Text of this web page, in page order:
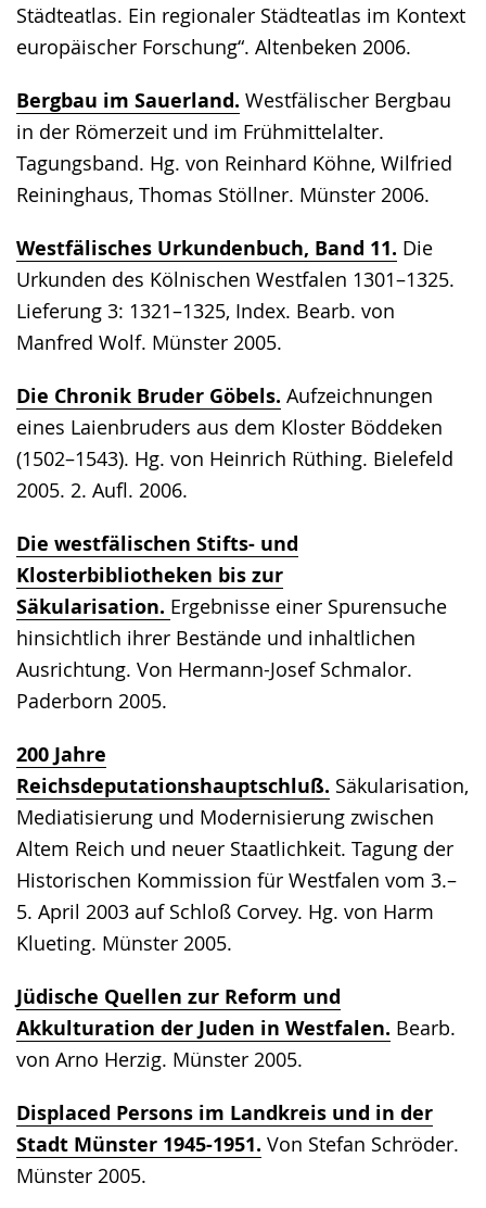
Städteatlas. Ein regionaler Städteatlas im Kontext
europäischer Forschung“. Altenbeken 2006.
Bergbau im Sauerland. Westfälischer Bergbau
in der Römerzeit und im Frühmittelalter.
Tagungsband. Hg. von Reinhard Köhne, Wilfried
Reininghaus, Thomas Stöllner. Münster 2006.
Westfälisches Urkundenbuch, Band 11. Die
Urkunden des Kölnischen Westfalen 1301–1325.
Lieferung 3: 1321–1325, Index. Bearb. von
Manfred Wolf. Münster 2005.
Die Chronik Bruder Göbels. Aufzeichnungen
eines Laienbruders aus dem Kloster Böddeken
(1502–1543). Hg. von Heinrich Rüthing. Bielefeld
2005. 2. Aufl. 2006.
Die westfälischen Stifts- und
Klosterbibliotheken bis zur
Säkularisation. Ergebnisse einer Spurensuche
hinsichtlich ihrer Bestände und inhaltlichen
Ausrichtung. Von Hermann-Josef Schmalor.
Paderborn 2005.
200 Jahre
Reichsdeputationshauptschluß. Säkularisation,
Mediatisierung und Modernisierung zwischen
Altem Reich und neuer Staatlichkeit. Tagung der
Historischen Kommission für Westfalen vom 3.–
5. April 2003 auf Schloß Corvey. Hg. von Harm
Klueting. Münster 2005.
Jüdische Quellen zur Reform und
Akkulturation der Juden in Westfalen. Bearb.
von Arno Herzig. Münster 2005.
Displaced Persons im Landkreis und in der
Stadt Münster 1945-1951. Von Stefan Schröder.
Münster 2005.